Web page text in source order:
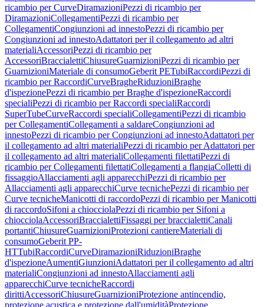
ricambio per CurveDiramazioniPezzi di ricambio per
DiramazioniCollegamentiPezzi di ricambio per
CollegamentiCongiunzioni ad innestoPezzi di ricambio per
Congiunzioni ad innestoAdattatori per il collegamento ad altri
materialiAccessoriPezzi di ricambio per
AccessoriBraccialettiChiusureGuarnizioniPezzi di ricambio per
GuarnizioniMateriale di consumoGeberit PETubiRaccordiPezzi di
ricambio per RaccordiCurveBragheRiduzioniBraghe
d'ispezionePezzi di ricambio per Braghe d'ispezioneRaccordi
specialiPezzi di ricambio per Raccordi specialiRaccordi
SuperTubeCurveRaccordi specialiCollegamentiPezzi di ricambio
per CollegamentiCollegamenti a saldareCongiunzioni ad
innestoPezzi di ricambio per Congiunzioni ad innestoAdattatori per
il collegamento ad altri materialiPezzi di ricambio per Adattatori per
il collegamento ad altri materialiCollegamenti filettatiPezzi di
ricambio per Collegamenti filettatiCollegamenti a flangiaColletti di
fissaggioAllacciamenti agli apparecchiPezzi di ricambio per
Allacciamenti agli apparecchiCurve tecnichePezzi di ricambio per
Curve tecnicheManicotti di raccordoPezzi di ricambio per Manicotti
di raccordoSifoni a chiocciolaPezzi di ricambio per Sifoni a
chiocciolaAccessoriBraccialettiFissaggi per braccialettiCanali
portantiChiusureGuarnizioniProtezioni cantiereMateriali di
consumoGeberit PP-
HTTubiRaccordiCurveDiramazioniRiduzioniBraghe
d'ispezioneAumentiGiunzioniAdattatori per il collegamento ad altri
materialiCongiunzioni ad innestoAllacciamenti agli
apparecchiCurve tecnicheRaccordi
dirittiAccessoriChiusureGuarnizioniProtezione antincendio,
protezione acustica e protezione dall'umiditàProtezione